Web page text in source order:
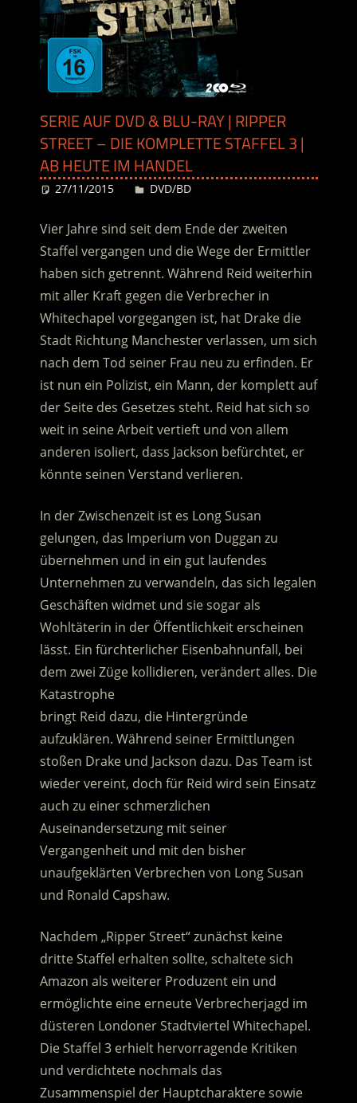
SERIE AUF DVD & BLU-RAY | RIPPER
STREET – DIE KOMPLETTE STAFFEL 3 |
AB HEUTE IM HANDEL
27/11/2015 Desiree
DVD/BD
Vier Jahre sind seit dem Ende der zweiten
Staffel vergangen und die Wege der Ermittler
haben sich getrennt. Während Reid weiterhin
mit aller Kraft gegen die Verbrecher in
Whitechapel vorgegangen ist, hat Drake die
Stadt Richtung Manchester verlassen, um sich
nach dem Tod seiner Frau neu zu erfinden. Er
ist nun ein Polizist, ein Mann, der komplett auf
der Seite des Gesetzes steht. Reid hat sich so
weit in seine Arbeit vertieft und von allem
anderen isoliert, dass Jackson befürchtet, er
könnte seinen Verstand verlieren.
In der Zwischenzeit ist es Long Susan
gelungen, das Imperium von Duggan zu
übernehmen und in ein gut laufendes
Unternehmen zu verwandeln, das sich legalen
Geschäften widmet und sie sogar als
Wohltäterin in der Öffentlichkeit erscheinen
lässt. Ein fürchterlicher Eisenbahnunfall, bei
dem zwei Züge kollidieren, verändert alles. Die
Katastrophe
bringt Reid dazu, die Hintergründe
aufzuklären. Während seiner Ermittlungen
stoßen Drake und Jackson dazu. Das Team ist
wieder vereint, doch für Reid wird sein Einsatz
auch zu einer schmerzlichen
Auseinandersetzung mit seiner
Vergangenheit und mit den bisher
unaufgeklärten Verbrechen von Long Susan
und Ronald Capshaw.
Nachdem „Ripper Street“ zunächst keine
dritte Staffel erhalten sollte, schaltete sich
Amazon als weiterer Produzent ein und
ermöglichte eine erneute Verbrecherjagd im
düsteren Londoner Stadtviertel Whitechapel.
Die Staffel 3 erhielt hervorragende Kritiken
und verdichtete nochmals das
Zusammenspiel der Hauptcharaktere sowie